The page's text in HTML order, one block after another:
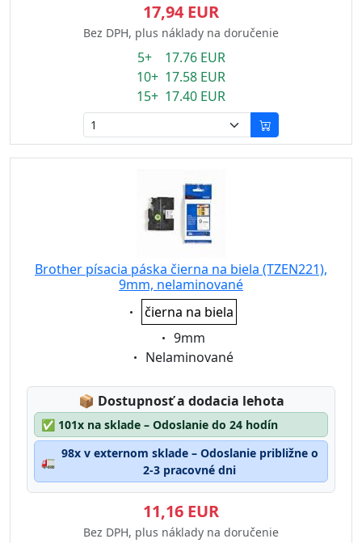
17,94 EUR
Bez DPH, plus náklady na doručenie
5+ 17.76 EUR
10+ 17.58 EUR
15+ 17.40 EUR
Brother písacia páska čierna na biela (TZEN221),
9mm, nelaminované
Eigenschaft:
čierna na biela
Eigenschaft:
9mm
Eigenschaft:
Nelaminované
📦 Lagerstatus:
Dostupnosť a dodacia lehota
✅ 101x na sklade – Odoslanie do 24 hodín
🚛
98x v externom sklade – Odoslanie približne o
2-3 pracovné dni
11,16 EUR
Bez DPH, plus náklady na doručenie